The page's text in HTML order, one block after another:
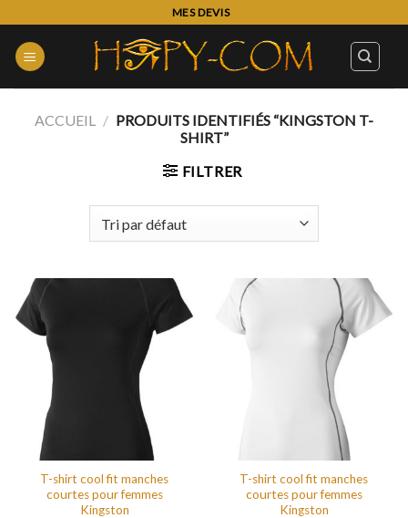
content
MES DEVIS
ACCUEIL / PRODUITS IDENTIFIÉS “KINGSTON T-
SHIRT”
FILTRER
T-shirt cool fit manches
courtes pour femmes
Kingston
T-shirt cool fit manches
courtes pour femmes
Kingston